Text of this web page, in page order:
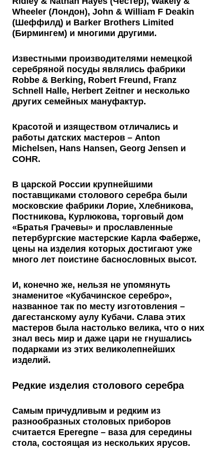
Wheeler (Лондон), John & William F Deakin
(Шеффилд) и Barker Brothers Limited
(Бирмингем) и многими другими.
Известными производителями немецкой
серебряной посуды являлись фабрики
Robbe & Berking, Robert Freund, Franz
Schnell Halle, Herbert Zeitner и несколько
других семейных мануфактур.
Красотой и изяществом отличались и
работы датских мастеров – Anton
Michelsen, Hans Hansen, Georg Jensen и
COHR.
В царской России крупнейшими
поставщиками столового серебра были
московские фабрики Лорие, Хлебникова,
Постникова, Курлюкова, торговый дом
«Братья Грачевы» и прославленные
петербургские мастерские Карла Фаберже,
цены на изделия которых достигают уже
много лет поистине баснословных высот.
И, конечно же, нельзя не упомянуть
знаменитое «Кубачинское серебро»,
названное так по месту изготовления –
дагестанскому аулу Кубачи. Слава этих
мастеров была настолько велика, что о них
знал весь мир и даже цари не гнушались
подарками из этих великолепнейших
изделий.
Редкие изделия столового серебра
Самым причудливым и редким из
разнообразных столовых приборов
считается Eperegne – ваза для середины
стола, состоящая из нескольких ярусов.